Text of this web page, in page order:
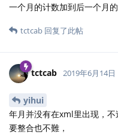
一个月的计数加到后一个月的
tctcab 回复了此帖
tctcab 2019年6月14日
yihui
年月并没有在xml里出现，
要整合也不難，